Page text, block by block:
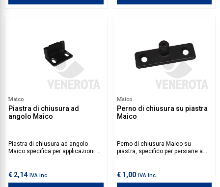
Maico
Piastra di chiusura ad
angolo Maico
Piastra di chiusura ad angolo
Maico specifica per applicazioni a
€ 2,14 IVA inc.
Maico
Perno di chiusura su piastra
Maico
Perno di chiusura Maico su
piastra, specifico per persiane a
€ 1,00 IVA inc.